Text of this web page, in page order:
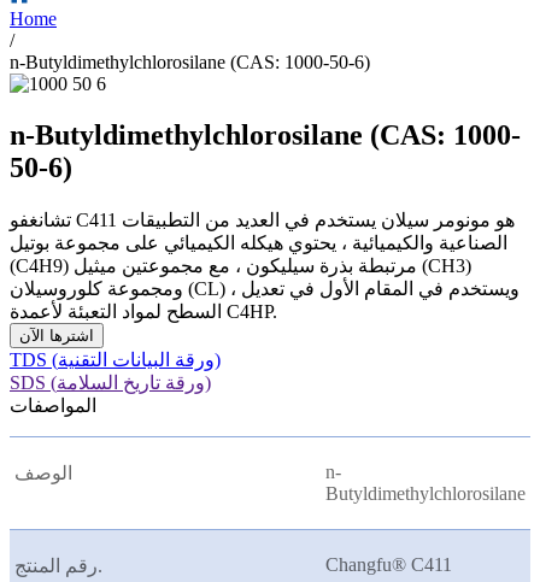
Home
/
n-Butyldimethylchlorosilane (CAS: 1000-50-6)
n-Butyldimethylchlorosilane (CAS: 1000-
50-6)
تشانغفو C411 هو مونومر سيلان يستخدم في العديد من التطبيقات
الصناعية والكيميائية ، يحتوي هيكله الكيميائي على مجموعة بوتيل
(C4H9) مرتبطة بذرة سيليكون ، مع مجموعتين ميثيل (CH3)
ومجموعة كلوروسيلان (CL) ، ويستخدم في المقام الأول في تعديل
السطح لمواد التعبئة لأعمدة C4HP.
اشترها الآن
TDS (ورقة البيانات التقنية)
SDS (ورقة تاريخ السلامة)
المواصفات
الوصف
n-
Butyldimethylchlorosilane
رقم المنتج. Changfu® C411